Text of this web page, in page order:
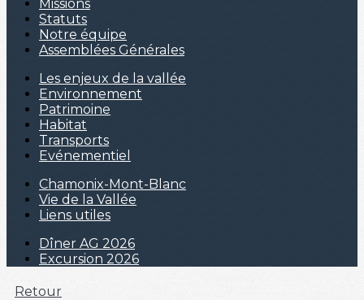
Missions
Statuts
Notre équipe
Assemblées Générales
Les enjeux de la vallée
Environnement
Patrimoine
Habitat
Transports
Evénementiel
Chamonix-Mont-Blanc
Vie de la Vallée
Liens utiles
Dîner AG 2026
Excursion 2026
Retour